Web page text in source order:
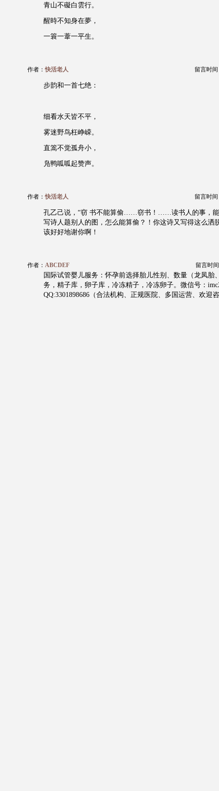
青山不礙白雲行。
醒時不知身在夢，
一簑一葦一平生。
作者：快活老人 留言时间
步韵和一首七绝：
细看水天皆不平，
雾迷野鸟枉峥嵘。
直篙不觉孤舟小，
凫鸭呱呱起赞声。
作者：快活老人 留言时间
孔乙己说，“窃 书不能算偷……窃书！……读书人的事，能
写诗人题别人的图，怎么能算偷？！你这诗又写得这么洒
该好好地谢你啊！
作者： ABCDEF 留言时
国际试管婴儿服务：怀孕前选择胎儿性别、数量（龙凤胎
务，精子库，卵子库，冷冻精子，冷冻卵子。微信号：
QQ:3301898686（合法机构、正规医院、多国运营、欢迎